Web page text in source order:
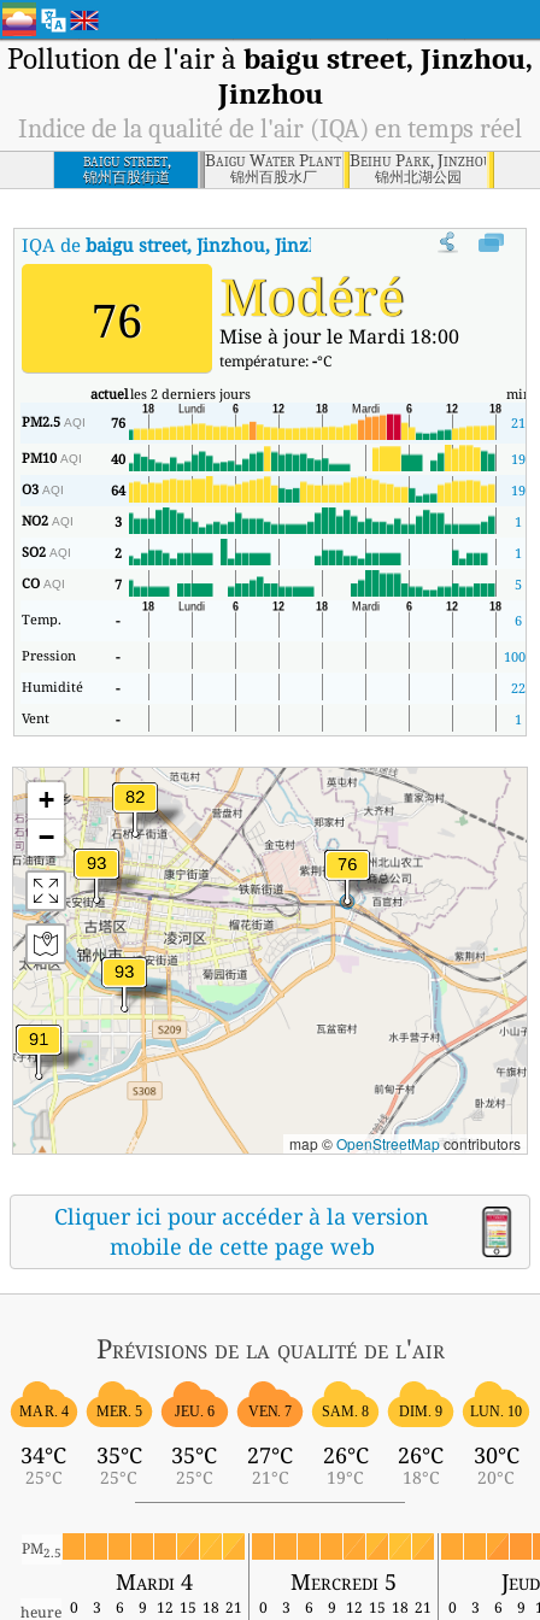
Pollution de l'air à baigu street, Jinzhou,
Jinzhou
Indice de la qualité de l'air (IQA) en temps réel
baigu street,
Jinzhou, Jinzhou
锦州百股街道
Baigu Water Plant, Jinzhou
锦州百股水厂
Beihu Park, Jinzhou
锦州北湖公园
IQA debaigu street, Jinzhou, Jinzhou Indice de la qualité de
76 Modéré
Mise à jour le Mardi 18:00
température:-°C
actuelles 2 derniers jours min
PM2.5AQI 76
21
PM10AQI 40
19
O3AQI 64
19
NO2AQI 3
1
SO2AQI 2
1
COAQI 7
5
Temp.
-
6
Pression
- 1001
Humidité
-
22
Vent
- 1
+
−
map ©OpenStreetMapcontributors
Cliquer ici pour accéder à la version
mobile de cette page web
Prévisionsde la qualité de l'air
MAR. 4
34°C
25°C
MER. 5
35°C
25°C
JEU. 6
35°C
25°C
VEN. 7
27°C
21°C
SAM. 8
26°C
19°C
DIM. 9
26°C
18°C
LUN. 10
30°C
20°C
PM2.5
Mardi 4 Mercredi 5
heure 0 3 6 9 12 15 18 21 0 3 6 9 12 15 18 21 0 3 6 9